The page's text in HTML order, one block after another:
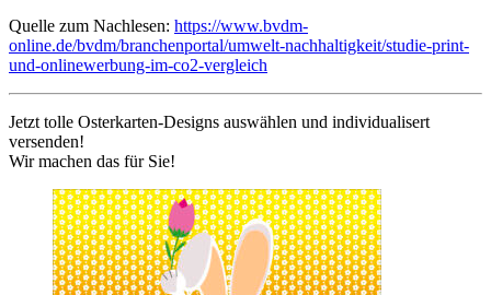
Quelle zum Nachlesen: https://www.bvdm-
online.de/bvdm/branchenportal/umwelt-nachhaltigkeit/studie-print-
und-onlinewerbung-im-co2-vergleich
Jetzt tolle Osterkarten-Designs auswählen und individualisert
versenden!
Wir machen das für Sie!